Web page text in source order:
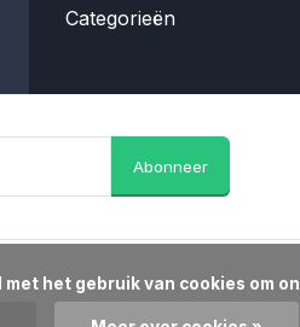
Categorieën
Abonneer